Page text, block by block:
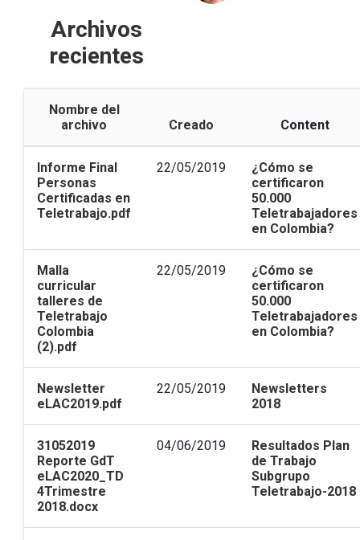
Archivos
recientes
Nombre del
archivo
Creado Content
Informe Final
Personas
Certificadas en
Teletrabajo.pdf
22/05/2019
¿Cómo se
certificaron
50.000
Teletrabajadores
en Colombia?
Malla
curricular
talleres de
Teletrabajo
Colombia
(2).pdf
22/05/2019
¿Cómo se
certificaron
50.000
Teletrabajadores
en Colombia?
Newsletter
eLAC2019.pdf
22/05/2019
Newsletters
2018
31052019
Reporte GdT
eLAC2020_TD
4Trimestre
2018.docx
04/06/2019
Resultados Plan
de Trabajo
Subgrupo
Teletrabajo-2018